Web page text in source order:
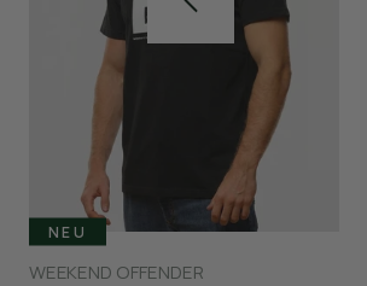
NEU
WEEKEND OFFENDER